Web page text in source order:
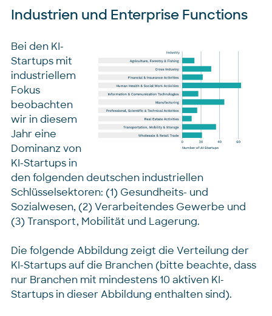
Industrien und Enterprise Functions
Bei den KI-
Startups mit
industriellem
Fokus
beobachten
wir in diesem
Jahr eine
Dominanz von
KI-Startups in
den folgenden deutschen industriellen
Schlüsselsektoren: (1) Gesundheits- und
Sozialwesen, (2) Verarbeitendes Gewerbe und
(3) Transport, Mobilität und Lagerung.
Die folgende Abbildung zeigt die Verteilung der
KI-Startups auf die Branchen (bitte beachte, dass
nur Branchen mit mindestens 10 aktiven KI-
Startups in dieser Abbildung enthalten sind).